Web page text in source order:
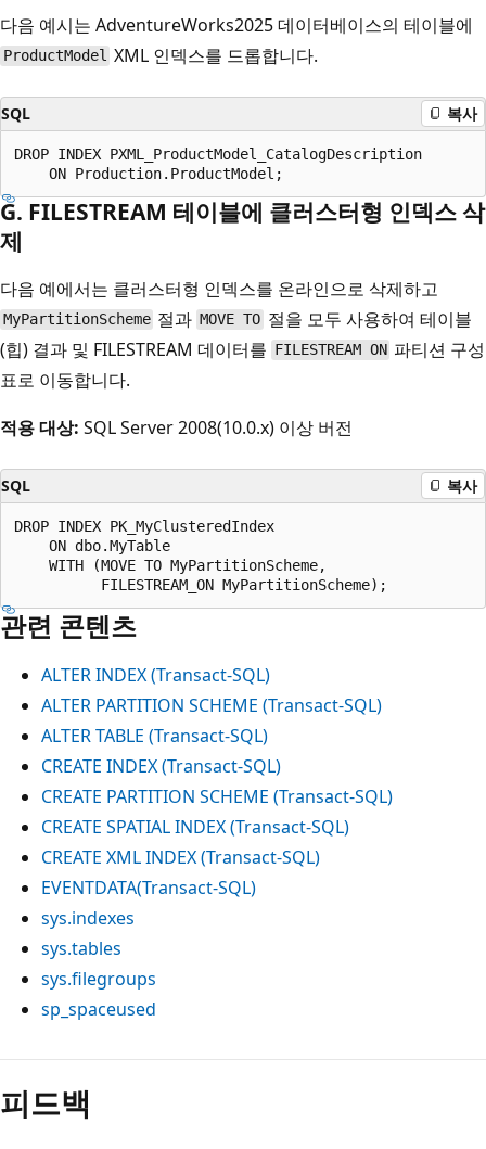
다음 예시는 AdventureWorks2025 데이터베이스의 테이블에
ProductModel XML 인덱스를 드롭합니다.
SQL 복사
DROP INDEX PXML_ProductModel_CatalogDescription
G. FILESTREAM 테이블에 클러스터형 인덱스 삭
제
다음 예에서는 클러스터형 인덱스를 온라인으로 삭제하고
MyPartitionScheme 절과 MOVE TO 절을 모두 사용하여 테이블
(힙) 결과 및 FILESTREAM 데이터를 FILESTREAM ON 파티션 구성
표로 이동합니다.
적용 대상: SQL Server 2008(10.0.x) 이상 버전
SQL 복사
DROP INDEX PK_MyClusteredIndex
    ON dbo.MyTable
    WITH (MOVE TO MyPartitionScheme,
관련 콘텐츠
ALTER INDEX (Transact-SQL)
ALTER PARTITION SCHEME (Transact-SQL)
ALTER TABLE (Transact-SQL)
CREATE INDEX (Transact-SQL)
CREATE PARTITION SCHEME (Transact-SQL)
CREATE SPATIAL INDEX (Transact-SQL)
CREATE XML INDEX (Transact-SQL)
EVENTDATA(Transact-SQL)
sys.indexes
sys.tables
sys.filegroups
sp_spaceused
피드백